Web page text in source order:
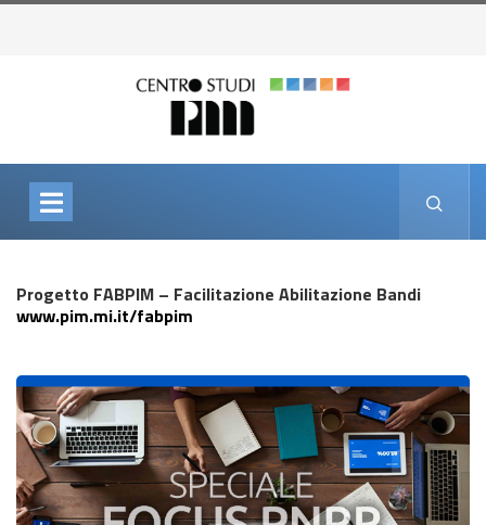
Progetto FABPIM – Facilitazione Abilitazione Bandi
www.pim.mi.it/fabpim